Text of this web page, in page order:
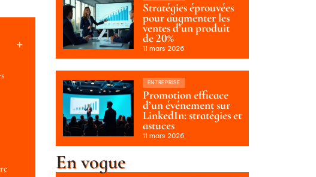
Stratégies éprouvées
pour augmenter les
ventes d’un produit
de 20%
11 mars 2026
ENTREPRISE
Promotion efficace
d’un événement sur
LinkedIn: stratégies et
astuces
11 mars 2026
En vogue